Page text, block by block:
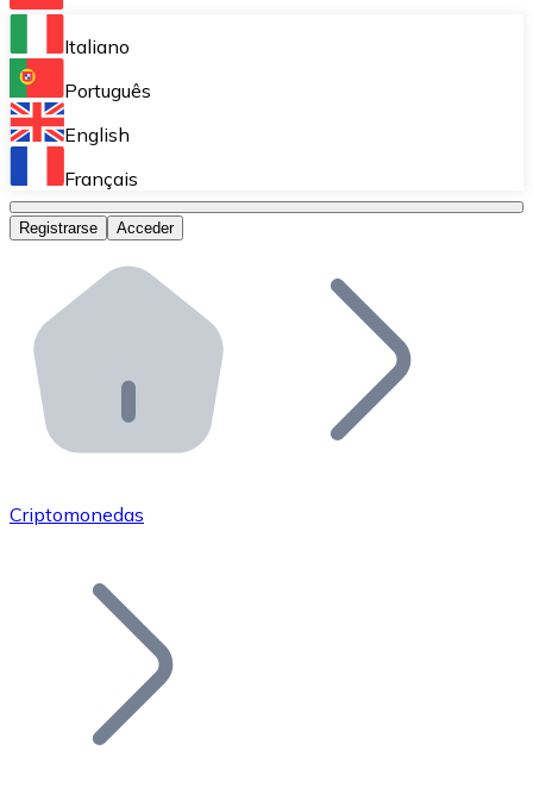
Bitnovo Ramp
Integra nuestra solución en tu plataforma.
Bitnovo Giftcards
Bitnovo OTC
Bitnovo ATM
Integra un ATM Bitnovo en tu negocio y permite que
Bitnovo API
Integra nuestra API en tu ecosistema.
Únete a nuestra red de distribuidores.
Añade tu proyecto a nuestro ecosistema.
Italiano
Português
English
Français
Registrarse Acceder
Criptomonedas